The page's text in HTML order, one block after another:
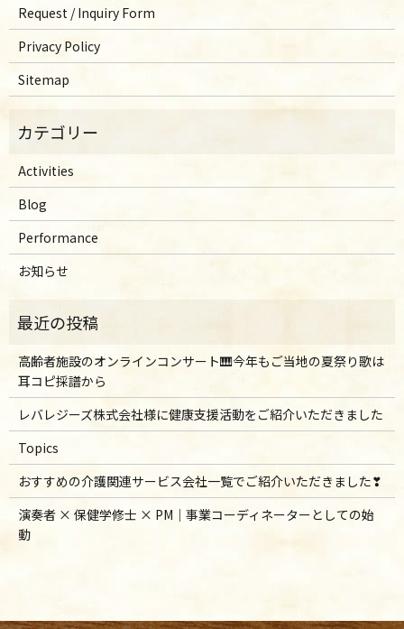
Request / Inquiry Form
Privacy Policy
Sitemap
Activities
Blog
Performance
お知らせ
高齢者施設のオンラインコンサート🎹今年もご当地の夏祭り歌は
耳コピ採譜から
レバレジーズ株式会社様に健康支援活動をご紹介いただきました
Topics
おすすめの介護関連サービス会社一覧でご紹介いただきました❣
演奏者 × 保健学修士 × PM｜事業コーディネーターとしての始
動